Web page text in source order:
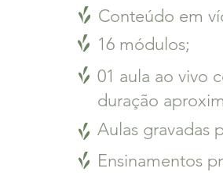
Conteúdo em
16 módulos;
01 aula ao vivo
duração
Aulas gravadas
Ensinamentos